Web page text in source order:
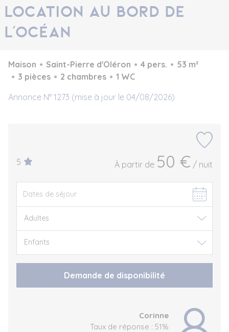
location au bord de
l'océan
Maison Saint-Pierre d'Oléron 4 pers.
53 m²
3 pièces
2 chambres
1 WC
Annonce N° 1273 (mise à jour le 04/08/2026)
5 À partir de 50 € / nuit
Demande de disponibilité
Corinne
Taux de réponse : 51%